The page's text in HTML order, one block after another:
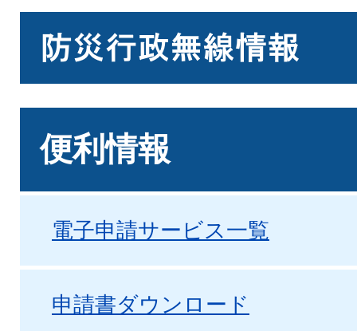
便利情報
電子申請サービス一覧
申請書ダウンロード